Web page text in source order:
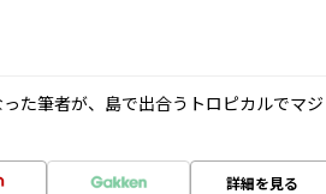
た筆者が、島で出合うトロピカルでマジ
詳細を見る